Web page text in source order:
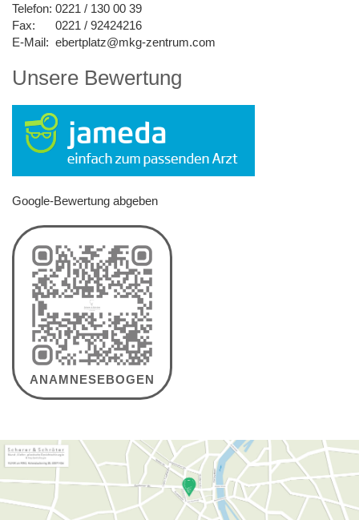
Telefon: 0221 / 130 00 39
Fax:
0221 / 92424216
E-Mail: ebertplatz@mkg-zentrum.com
Unsere Bewertung
Google-Bewertung abgeben
ANAMNESEBOGEN